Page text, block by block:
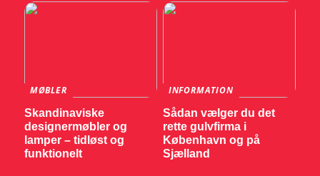
MØBLER
Skandinaviske
designermøbler og
lamper – tidløst og
funktionelt
INFORMATION
Sådan vælger du det
rette gulvfirma i
København og på
Sjælland